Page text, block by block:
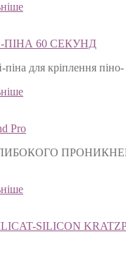
ПІНА 60 СЕКУНД
для кріплення піно-
Pro
SILICON